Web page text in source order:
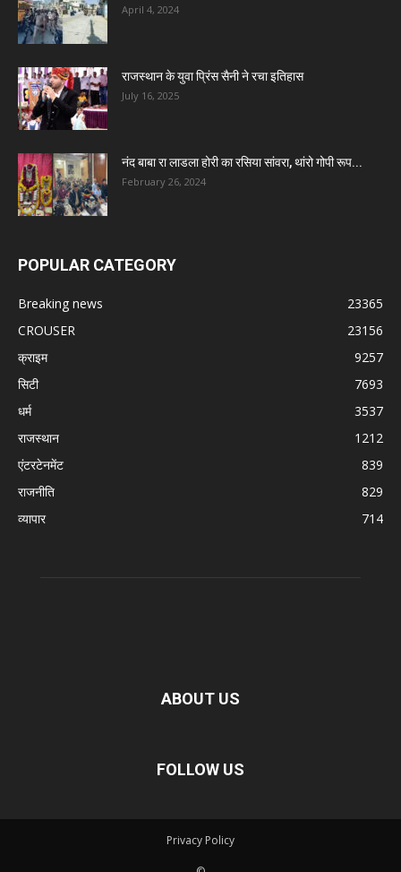
April 4, 2024
राजस्थान के युवा प्रिंस सैनी ने रचा इतिहास
July 16, 2025
नंद बाबा रा लाडला होरी का रसिया सांवरा, थांरो गोपी रूप...
February 26, 2024
POPULAR CATEGORY
Breaking news
23365
CROUSER
23156
क्राइम
9257
सिटी
7693
धर्म
3537
राजस्थान
1212
एंटरटेनमेंट
839
राजनीति
829
व्यापार
714
ABOUT US
FOLLOW US
Privacy Policy